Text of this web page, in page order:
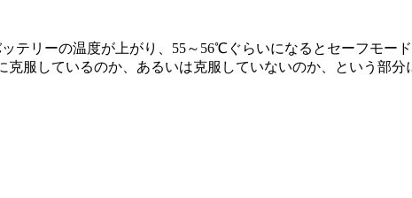
テリーの温度が上がり、55～56℃ぐらいになるとセーフモー
服しているのか、あるいは克服していないのか、という部分